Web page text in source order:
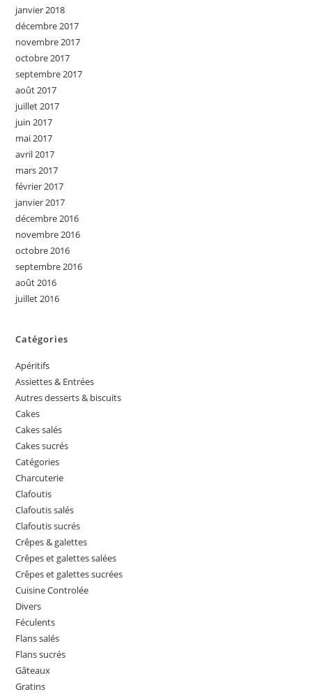
janvier 2018
décembre 2017
novembre 2017
octobre 2017
septembre 2017
août 2017
juillet 2017
juin 2017
mai 2017
avril 2017
mars 2017
février 2017
janvier 2017
décembre 2016
novembre 2016
octobre 2016
septembre 2016
août 2016
juillet 2016
Catégories
Apéritifs
Assiettes & Entrées
Autres desserts & biscuits
Cakes
Cakes salés
Cakes sucrés
Catégories
Charcuterie
Clafoutis
Clafoutis salés
Clafoutis sucrés
Crêpes & galettes
Crêpes et galettes salées
Crêpes et galettes sucrées
Cuisine Controlée
Divers
Féculents
Flans salés
Flans sucrés
Gâteaux
Gratins